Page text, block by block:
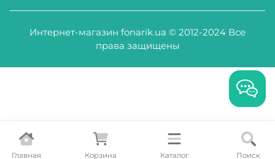
Главная Корзина Каталог Поиск
Интернет-магазин fonarik.ua © 2012-2024 Все
права защищены